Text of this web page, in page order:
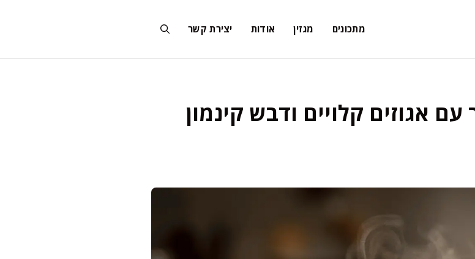
מתכונים מגזין אודות יצירת קשר
אגוזים קלויים ודבש קינמון